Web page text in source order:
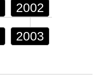
2002
2003